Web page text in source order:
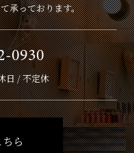
承っております。
0930
日 / 不定休
ら